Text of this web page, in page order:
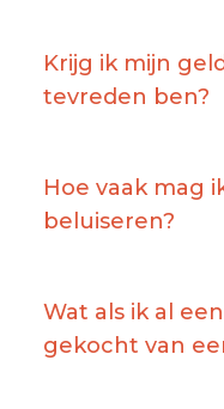
Krijg ik mijn
tevreden ben?
dagen is. Daarna
Hoe vaak mag
beluiseren?
beluisteren als je
Wat als ik al
gekocht van